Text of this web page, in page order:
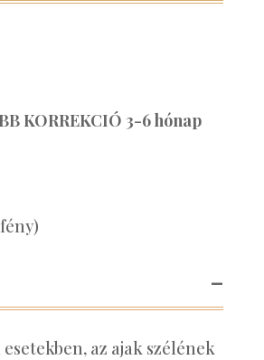
KORREKCIÓ 3-6 hónap
–
az ajak szélének